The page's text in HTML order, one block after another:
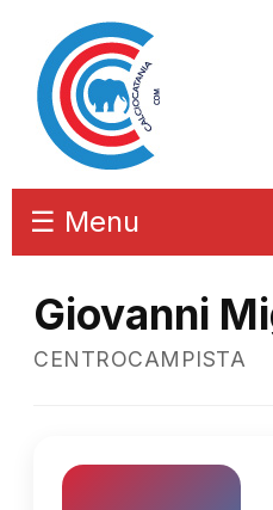
☰ Menu
Giovanni
CENTROCAMPISTA